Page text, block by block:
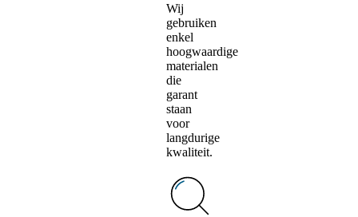
Wij
gebruiken
enkel
hoogwaardige
materialen
die
garant
staan
voor
langdurige
kwaliteit.